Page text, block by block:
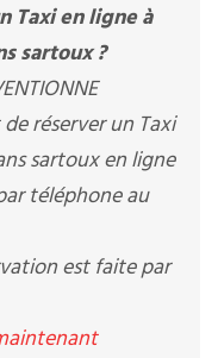
Taxi en ligne à
sartoux ?
réserver un Taxi
sartoux en ligne
téléphone au
est faite par